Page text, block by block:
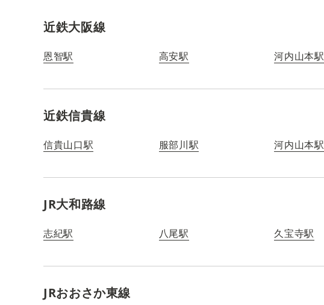
近鉄大阪線
恩智駅 高安駅 河内山本駅
近鉄信貴線
信貴山口駅 服部川駅 河内山本駅
JR大和路線
志紀駅 八尾駅 久宝寺駅
JRおおさか東線